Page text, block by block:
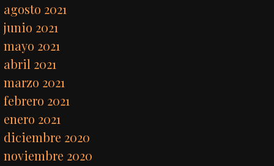
agosto 2021
junio 2021
mayo 2021
abril 2021
marzo 2021
febrero 2021
enero 2021
diciembre 2020
noviembre 2020